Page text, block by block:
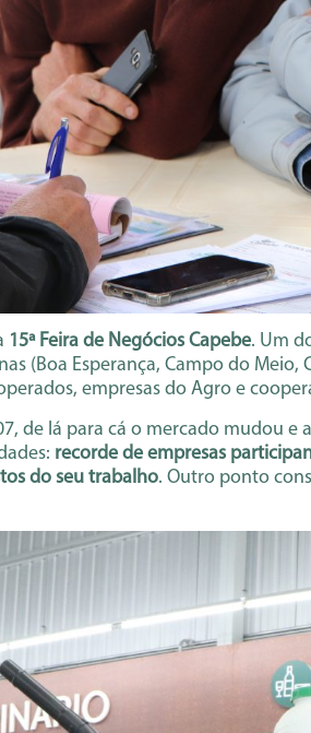
15ª Feira de Negócios Capebe. Um
(Boa Esperança, Campo do Meio,
empresas do Agro e
de lá para cá o mercado mudou
recorde de empresas
do seu trabalho. Outro ponto